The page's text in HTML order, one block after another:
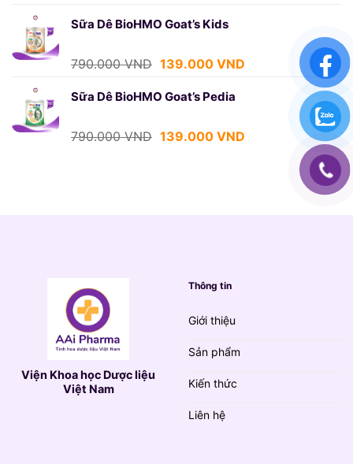
là:
139.000 VND.
Sữa Dê BioHMO Goat’s Kids
790.000VND Giá
là:
139.000 VNDGiá
139.000 VND.
Sữa Dê BioHMO Goat’s Pedia
790.000VND Giá
139.000 VNDGiá
Viện Khoa học Dược liệu
Việt Nam
Thông tin
Giới thiệu
Sản phẩm
Kiến thức
Liên hệ